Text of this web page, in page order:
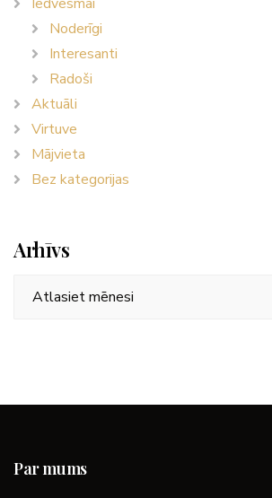
Noderīgi
Interesanti
Radoši
Aktuāli
Virtuve
Mājvieta
Bez kategorijas
Arhīvs
Par mums